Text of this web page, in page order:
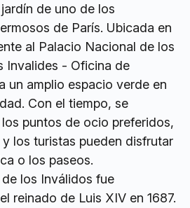
de uno de los
de París. Ubicada en
al Palacio Nacional de los
Invalides - Oficina de
un amplio espacio verde en
Con el tiempo, se
puntos de ocio preferidos,
los turistas pueden disfrutar
o los paseos.
los Inválidos fue
reinado de Luis XIV en 1687.